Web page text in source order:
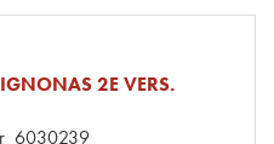
2E VERS.
6030239